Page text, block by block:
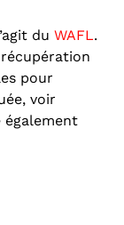
du WAFL.
pour
voir
également